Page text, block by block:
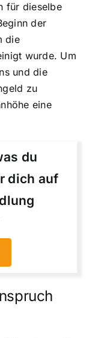
für dieselbe
der
die
wurde. Um
und die
zu
eine
du
dich auf